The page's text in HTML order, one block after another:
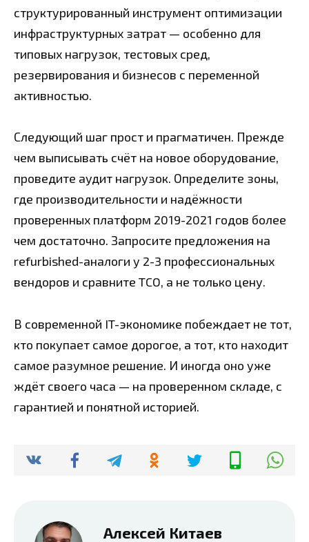
структурированный инструмент оптимизации
инфраструктурных затрат — особенно для
типовых нагрузок, тестовых сред,
резервирования и бизнесов с переменной
активностью.
Следующий шаг прост и прагматичен. Прежде
чем выписывать счёт на новое оборудование,
проведите аудит нагрузок. Определите зоны,
где производительности и надёжности
проверенных платформ 2019-2021 годов более
чем достаточно. Запросите предложения на
refurbished-аналоги у 2-3 профессиональных
вендоров и сравните TCO, а не только цену.
В современной IT-экономике побеждает не тот,
кто покупает самое дорогое, а тот, кто находит
самое разумное решение. И иногда оно уже
ждёт своего часа — на проверенном складе, с
гарантией и понятной историей.
Алексей Китаев